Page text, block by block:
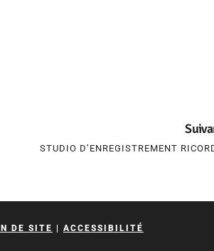
la conformité avec les
STUDIO D’ENREGISTREMENT
DE SITE ACCESSIBILITÉ